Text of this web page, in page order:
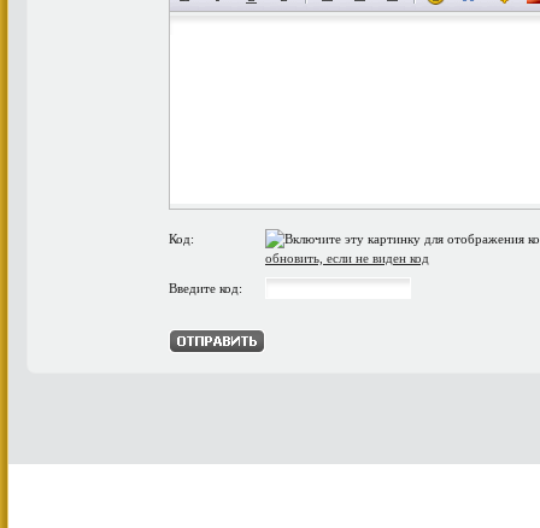
Код:
обновить, если не виден код
Введите код: